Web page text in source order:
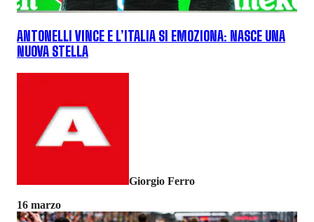
ANTONELLI VINCE E L’ITALIA SI EMOZIONA: NASCE UNA
NUOVA STELLA
Giorgio Ferro
16 marzo